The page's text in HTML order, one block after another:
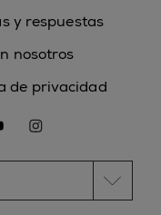
y respuestas
nosotros
de privacidad
youtubeinstagram